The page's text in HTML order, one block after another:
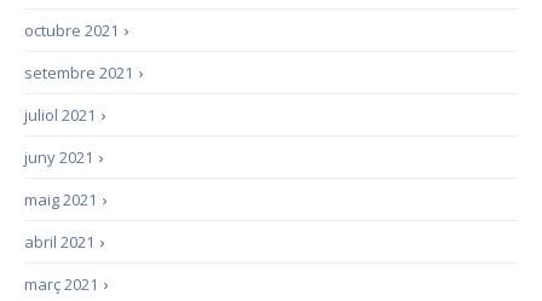
›
octubre 2021
›
setembre 2021
›
juliol 2021
›
juny 2021
›
maig 2021
›
abril 2021
›
març 2021